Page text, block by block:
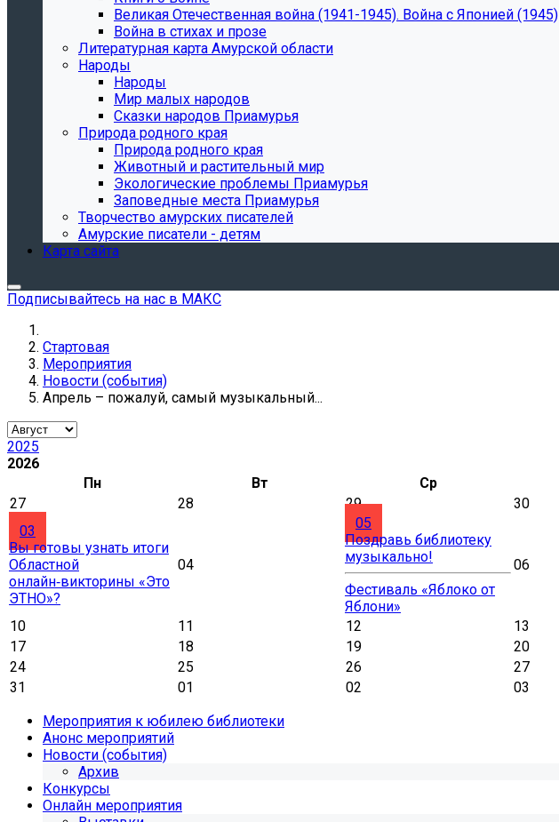
Великая Отечественная война (1941-1945). Война с Японией (1945)
Война в стихах и прозе
Литературная карта Амурской области
Народы
Народы
Мир малых народов
Сказки народов Приамурья
Природа родного края
Природа родного края
Животный и растительный мир
Экологические проблемы Приамурья
Заповедные места Приамурья
Творчество амурских писателей
Амурские писатели - детям
Карта сайта
Подписывайтесь на нас в МАКС
Стартовая
Мероприятия
Новости (события)
Апрель – пожалуй, самый музыкальный...
2025
2026
Пн
Вт Ср
27
28 29 30
03
Вы готовы узнать итоги
Областной
онлайн‑викторины «Это
ЭТНО»?
04
05
Поздравь библиотеку
музыкально!
Фестиваль «Яблоко от
Яблони»
06
10 11 12 13
17
18 19 20
24
25 26 27
31
01 02 03
Мероприятия к юбилею библиотеки
Анонс мероприятий
Новости (события)
Архив
Конкурсы
Онлайн мероприятия